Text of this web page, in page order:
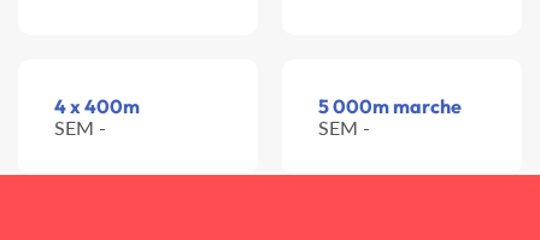
4 x 400m
SEM -
5 000m marche
SEM -